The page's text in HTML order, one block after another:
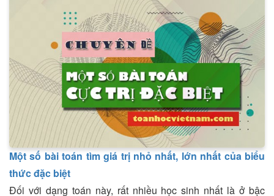
Một số bài toán tìm giá trị nhỏ nhất, lớn nhất của biểu
thức đặc biệt
Đối với dạng toán này, rất nhiều học sinh nhất là ở bậc